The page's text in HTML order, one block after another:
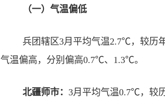
（一）气温偏低
兵团辖区3月平均气温2.7℃，较历
气温偏高，分别偏高0.7℃、1.3℃。
北疆师市： 3月平均气温0.7℃，较